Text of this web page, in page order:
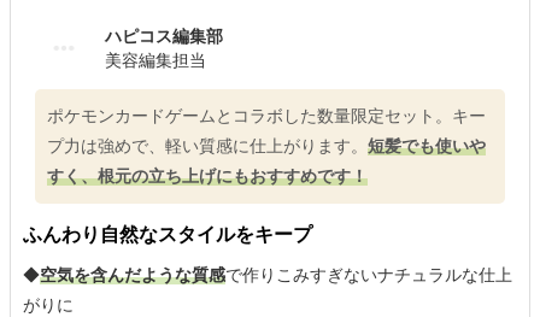
ハピコス編集部
美容編集担当
ポケモンカードゲームとコラボした数量限定セット。キー
プ力は強めで、軽い質感に仕上がります。 短髪でも使いや
すく、根元の立ち上げにもおすすめです！
ふんわり自然なスタイルをキープ
◆空気を含んだような質感で作りこみすぎないナチュラルな仕上
がりに